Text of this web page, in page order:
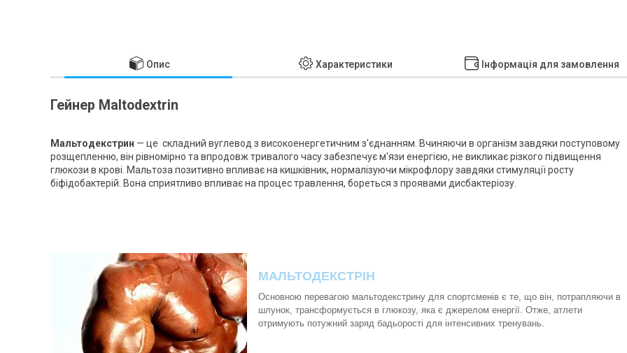
Опис Характеристики Інформація для замовлення
Гейнер Maltodextrin
Мальтодекстрин — це складний вуглевод з високоенергетичним з'єднанням. Вчиняючи в організм завдяки поступовому
розщепленню, він рівномірно та впродовж тривалого часу забезпечує м'язи енергією, не викликає різкого підвищення
глюкози в крові. Мальтоза позитивно впливає на кишківник, нормалізуючи мікрофлору завдяки стимуляції росту
біфідобактерій. Вона сприятливо впливає на процес травлення, бореться з проявами дисбактеріозу.
МАЛЬТОДЕКСТРІН
Основною перевагою мальтодекстрину для спортсменів є те, що він, потрапляючи в
шлунок, трансформується в глюкозу, яка є джерелом енергії. Отже, атлети
отримують потужний заряд бадьорості для інтенсивних тренувань.